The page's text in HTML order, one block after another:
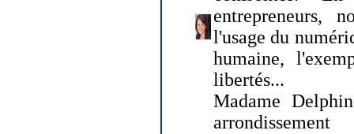
entrepreneurs,
l'usage du
humaine,
libertés...
Madame
arrondissement